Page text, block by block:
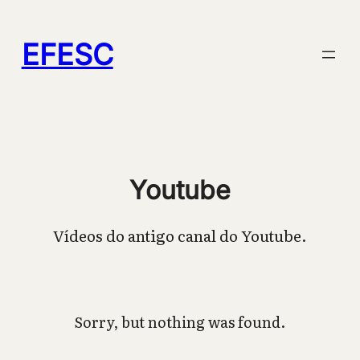
para
EFESC
Youtube
Vídeos do antigo canal do Youtube.
Sorry, but nothing was found.